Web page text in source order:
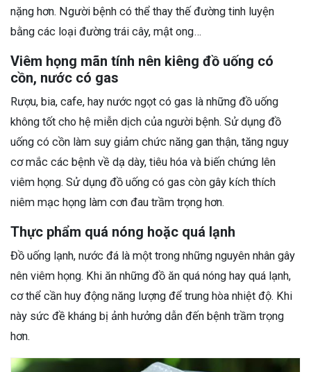
nặng hơn. Người bệnh có thể thay thế đường tinh luyện
bằng các loại đường trái cây, mật ong…
Viêm họng mãn tính nên kiêng đồ uống có
cồn, nước có gas
Rượu, bia, cafe, hay nước ngọt có gas là những đồ uống
không tốt cho hệ miễn dịch của người bệnh. Sử dụng đồ
uống có cồn làm suy giảm chức năng gan thận, tăng nguy
cơ mắc các bệnh về dạ dày, tiêu hóa và biến chứng lên
viêm họng. Sử dụng đồ uống có gas còn gây kích thích
niêm mạc họng làm cơn đau trầm trọng hơn.
Thực phẩm quá nóng hoặc quá lạnh
Đồ uống lạnh, nước đá là một trong những nguyên nhân gây
nên viêm họng. Khi ăn những đồ ăn quá nóng hay quá lạnh,
cơ thể cần huy động năng lượng để trung hòa nhiệt độ. Khi
này sức đề kháng bị ảnh hưởng dẫn đến bệnh trầm trọng
hơn.